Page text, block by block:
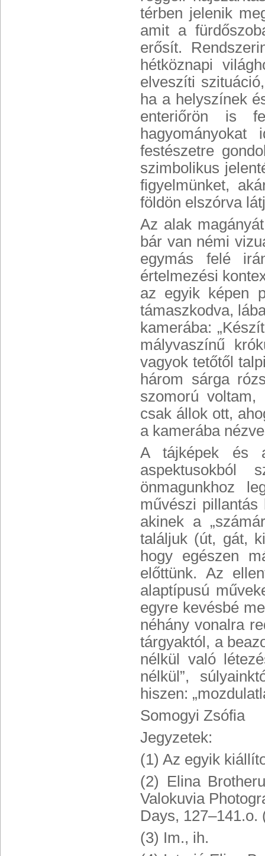
térben jelenik
amit a
erősít.
hétköznapi
elveszíti
ha a helyszínek
enteriőrön is
festészetre
szimbolikus
figyelmünket,
földön elszórva
Az alak
bár van némi
egymás felé
értelmezési
az egyik képen
támaszkodva,
kamerába:
mályvaszínű
vagyok tetőtől
három sárga
szomorú
csak állok ott,
a kamerába
A tájképek és
aspektusokból
önmagunkhoz
művészi pillantás
akinek a
találjuk (út, gát,
hogy egészen
előttünk. Az
alaptípusú
egyre kevésbé
néhány vonalra
tárgyaktól, a
nélkül való
nélkül”,
hiszen:
Somogyi Zsófia
Jegyzetek:
(1) Az egyik
(2) Elina
Valokuvia
Days,
(3) Im., ih.